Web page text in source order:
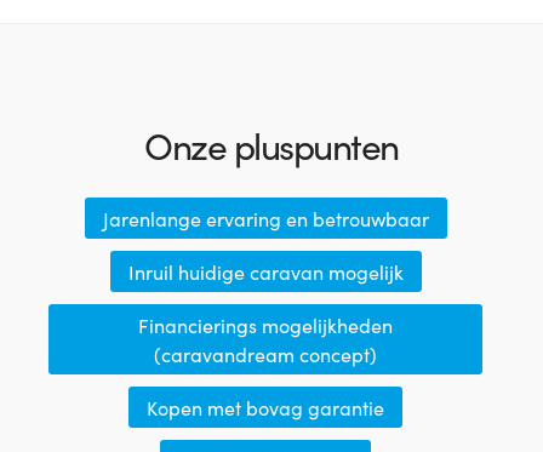
Onze pluspunten
Jarenlange ervaring en betrouwbaar
Inruil huidige caravan mogelijk
Financierings mogelijkheden
(caravandream concept)
Kopen met bovag garantie